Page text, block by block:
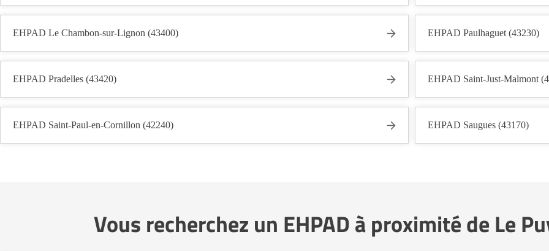
EHPAD Le Chambon-sur-Lignon (43400) EHPAD Paulhaguet (43230)
EHPAD Pradelles (43420) EHPAD Saint-Just-Malmont
EHPAD Saint-Paul-en-Cornillon (42240) EHPAD Saugues (43170)
Vous recherchez un EHPAD à proximité de Le